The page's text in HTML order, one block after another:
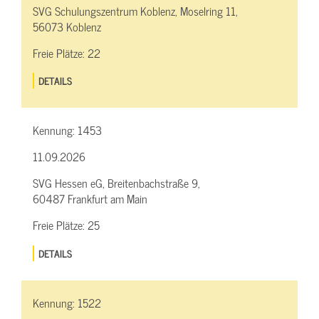
SVG Schulungszentrum Koblenz, Moselring 11,
56073 Koblenz
Freie Plätze:22
DETAILS
Kennung: 1453
11.09.2026
SVG Hessen eG, Breitenbachstraße 9,
60487 Frankfurt am Main
Freie Plätze:25
DETAILS
Kennung: 1522